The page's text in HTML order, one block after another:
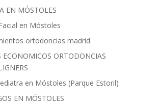
EN MÓSTOLES
en Móstoles
ortodoncias madrid
ECONOMICOS ORTODONCIAS
en Móstoles (Parque Estoril)
EN MÓSTOLES